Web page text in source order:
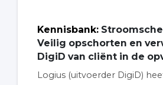
Kennisbank:
Veilig opschorten en
DigiD van cliënt in de
Logius (uitvoerder DigiD)